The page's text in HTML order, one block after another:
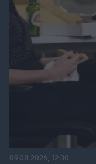
09.08.2026, 12:30